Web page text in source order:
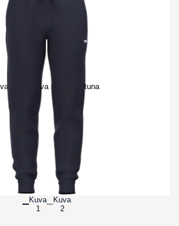
tuotekuva suurennettuna
Kuva
1
Kuva
2